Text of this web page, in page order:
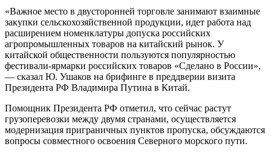
«Важное место в двусторонней торговле занимают взаимные
закупки сельскохозяйственной продукции, идет работа над
расширением номенклатуры допуска российских
агропромышленных товаров на китайский рынок. У
китайской общественности пользуются популярностью
фестивали-ярмарки российских товаров «Сделано в России»,
— сказал Ю. Ушаков на брифинге в преддверии визита
Президента РФ Владимира Путина в Китай.
Помощник Президента РФ отметил, что сейчас растут
грузоперевозки между двумя странами, осуществляется
модернизация приграничных пунктов пропуска, обсуждаются
вопросы совместного освоения Северного морского пути.